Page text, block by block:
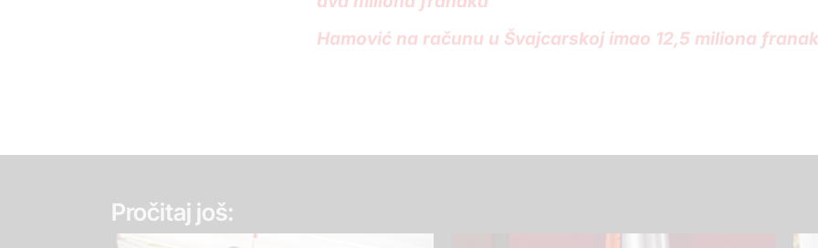
Hamović na računu u Švajcarskoj imao 12,5 miliona
Pročitaj još: